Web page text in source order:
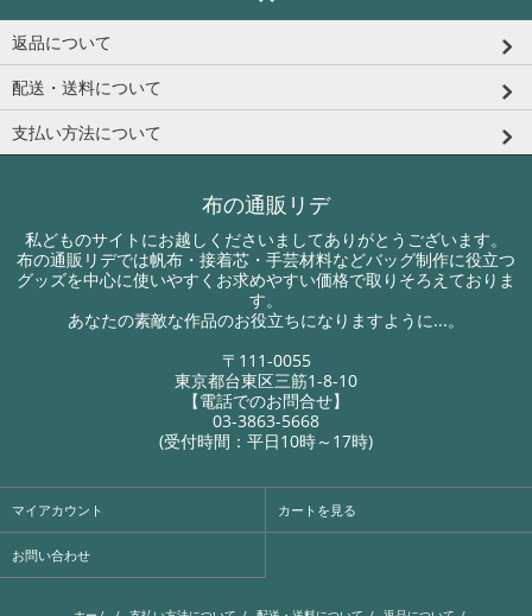
返品について
配送・送料について
支払い方法について
布の通販リデ
私どものサイトにお越しくださいましてありがとうございます。
布の通販リデでは帆布・接着芯・手芸材料などバッグ制作に役立つ
グッズを中心に使いやすくお求めやすい価格で取りそろえておりま
す。
あなたの素敵な作品のお役立ちになりますように...。
〒111-0055
東京都台東区三筋1-8-10
【電話でのお問合せ】
03-3863-5668
(受付時間：平日10時～17時)
マイアカウント カートを見る
お問い合わせ